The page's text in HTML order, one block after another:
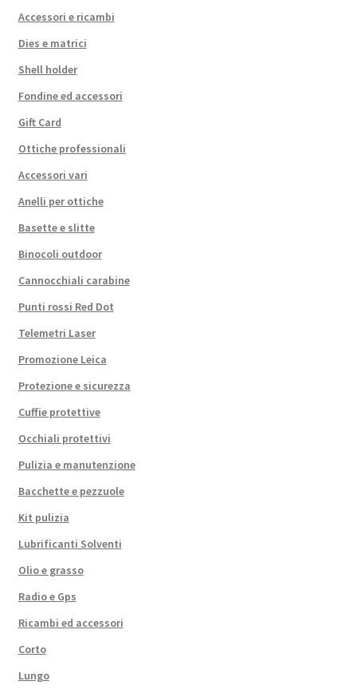
Accessori e ricambi
Dies e matrici
Shell holder
Fondine ed accessori
Gift Card
Ottiche professionali
Accessori vari
Anelli per ottiche
Basette e slitte
Binocoli outdoor
Cannocchiali carabine
Punti rossi Red Dot
Telemetri Laser
Promozione Leica
Protezione e sicurezza
Cuffie protettive
Occhiali protettivi
Pulizia e manutenzione
Bacchette e pezzuole
Kit pulizia
Lubrificanti Solventi
Olio e grasso
Radio e Gps
Ricambi ed accessori
Corto
Lungo